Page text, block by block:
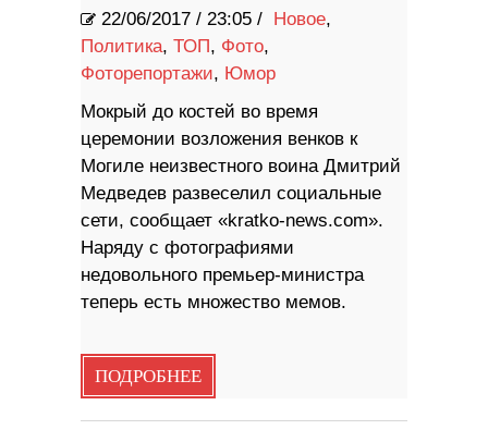
22/06/2017 / 23:05 / Новое,
Политика, ТОП, Фото,
Фоторепортажи, Юмор
Мокрый до костей во время
церемонии возложения венков к
Могиле неизвестного воина Дмитрий
Медведев развеселил социальные
сети, сообщает «kratko-news.com».
Наряду с фотографиями
недовольного премьер-министра
теперь есть множество мемов.
ПОДРОБНЕЕ